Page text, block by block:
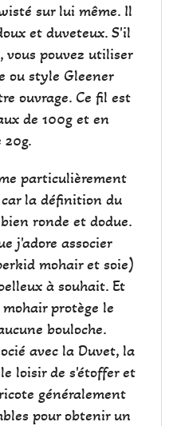
sur lui même. Il
et duveteux. S'il
vous pouvez utiliser
ou style Gleener
ouvrage. Ce fil est
de 100g et en
20g.
particulièrement
la définition du
ronde et dodue.
j'adore associer
mohair et soie)
à souhait. Et
protège le
bouloche.
avec la Duvet, la
loisir de s'étoffer et
généralement
pour obtenir un